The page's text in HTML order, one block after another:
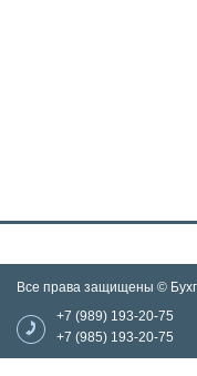
Все права защищены ©
+7 (989) 193-20-75
+7 (985) 193-20-75